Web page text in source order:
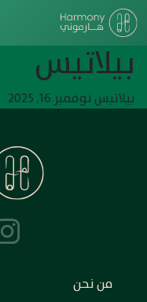
بيلاتيس
بيلاتيس نوفمبر 16, 2025
من نحن